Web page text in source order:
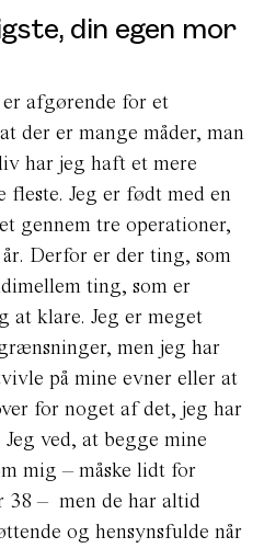
din egen mor
afgørende for et
der er mange måder, man
har jeg haft et mere
fleste. Jeg er født med en
gennem tre operationer,
Derfor er der ting, som
ting, som er
at klare. Jeg er meget
men jeg har
på mine evner eller at
for noget af det, jeg har
ved, at begge mine
mig – måske lidt for
38 – men de har altid
og hensynsfulde når